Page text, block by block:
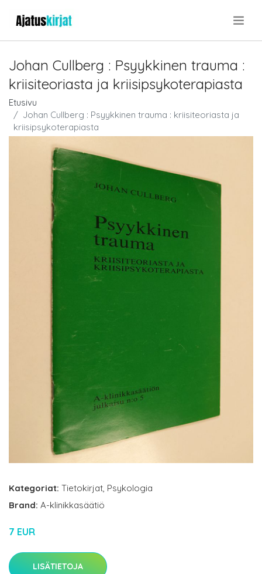
Johan Cullberg : Psyykkinen trauma :
kriisiteoriasta ja kriisipsykoterapiasta
Etusivu
Johan Cullberg : Psyykkinen trauma : kriisiteoriasta ja
kriisipsykoterapiasta
Kategoriat: Tietokirjat, Psykologia
Brand: A-klinikkasäätiö
7 EUR
LISÄTIETOJA